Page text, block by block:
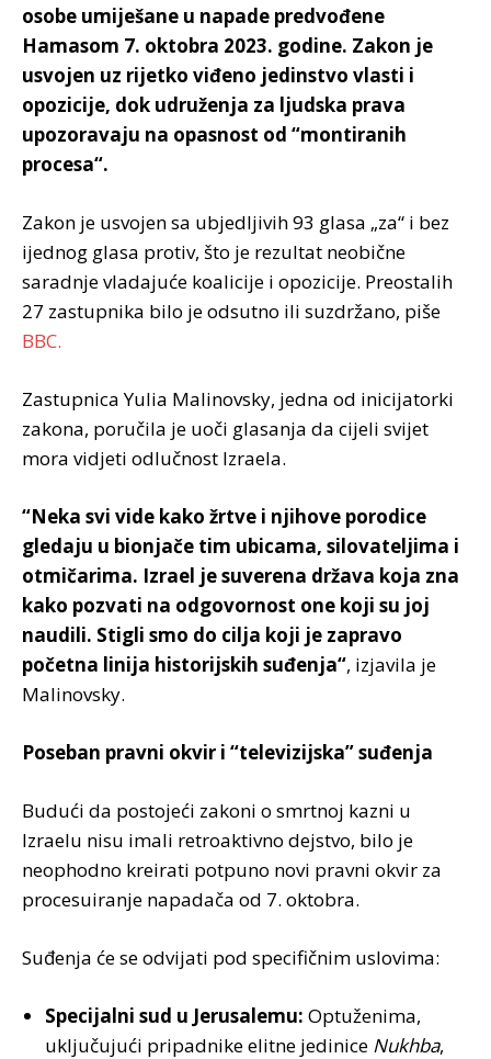
osobe umiješane u napade predvođene
Hamasom 7. oktobra 2023. godine. Zakon je
usvojen uz rijetko viđeno jedinstvo vlasti i
opozicije, dok udruženja za ljudska prava
upozoravaju na opasnost od “montiranih
procesa“.
Zakon je usvojen sa ubjedljivih 93 glasa „za“ i bez
ijednog glasa protiv, što je rezultat neobične
saradnje vladajuće koalicije i opozicije. Preostalih
27 zastupnika bilo je odsutno ili suzdržano, piše
BBC.
Zastupnica Yulia Malinovsky, jedna od inicijatorki
zakona, poručila je uoči glasanja da cijeli svijet
mora vidjeti odlučnost Izraela.
“Neka svi vide kako žrtve i njihove porodice
gledaju u bionjače tim ubicama, silovateljima i
otmičarima. Izrael je suverena država koja zna
kako pozvati na odgovornost one koji su joj
naudili. Stigli smo do cilja koji je zapravo
početna linija historijskih suđenja“, izjavila je
Malinovsky.
Poseban pravni okvir i “televizijska” suđenja
Budući da postojeći zakoni o smrtnoj kazni u
Izraelu nisu imali retroaktivno dejstvo, bilo je
neophodno kreirati potpuno novi pravni okvir za
procesuiranje napadača od 7. oktobra.
Suđenja će se odvijati pod specifičnim uslovima:
Specijalni sud u Jerusalemu: Optuženima,
uključujući pripadnike elitne jedinice Nukhba,